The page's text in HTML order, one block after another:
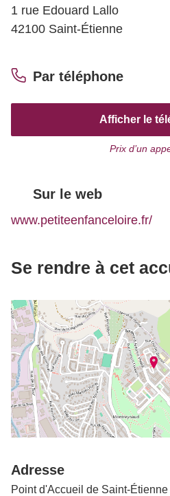
1 rue Edouard Lallo
42100 Saint-Étienne
Par téléphone
Afficher le
Prix d’un
Sur le web
www.petiteenfanceloire.fr/
Se rendre à cet
Adresse
Point d'Accueil de Saint-